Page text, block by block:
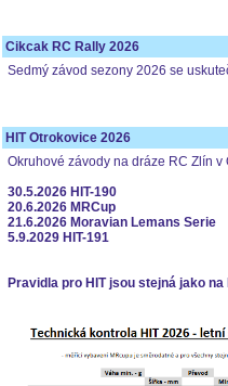
Cikcak RC Rally 2026
Sedmý závod sezony 2026 se
HIT Otrokovice 2026
Okruhové závody na dráze RC Zlín v
30.5.2026 HIT-190
20.6.2026 MRCup
21.6.2026 Moravian Lemans Serie
5.9.2029 HIT-191
Pravidla pro HIT jsou stejná jako na